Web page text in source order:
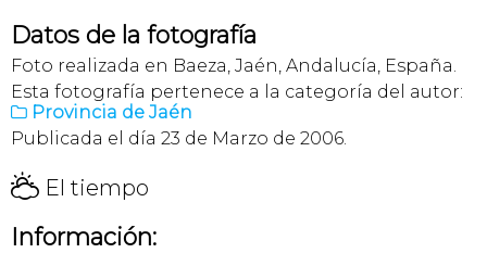
Datos de la fotografía
Foto realizada en Baeza, Jaén, Andalucía, España.
Esta fotografía pertenece a la categoría del autor:
 Provincia de Jaén
Publicada el día 23 de Marzo de 2006.
H El tiempo
Información: